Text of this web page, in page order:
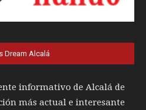
Dream Alcalá
informativo de Alcalá de
más actual e interesante